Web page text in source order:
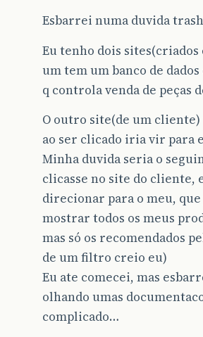
Esbarrei numa duvida
Eu tenho dois
um tem um banco de
q controla venda de peças
O outro site(de um
ao ser clicado iria vir para
Minha duvida seria o
clicasse no site do cliente,
direcionar para o meu,
mostrar todos os meus
mas só os recomendados
de um filtro creio eu)
Eu ate comecei, mas
olhando umas
complicado…